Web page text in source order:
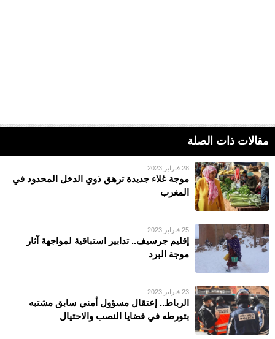
مقالات ذات الصلة
28 فبراير 2023
موجة غلاء جديدة ترهق ذوي الدخل المحدود في
المغرب
25 فبراير 2023
إقليم جرسيف.. تدابير استباقية لمواجهة آثار
موجة البرد
23 فبراير 2023
الرباط.. إعتقال مسؤول أمني سابق مشتبه
بتورطه في قضايا النصب والاحتيال